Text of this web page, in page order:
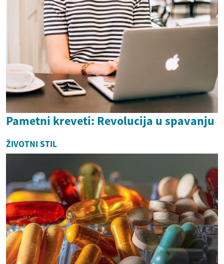
Pametni kreveti: Revolucija u spavanju
ŽIVOTNI STIL